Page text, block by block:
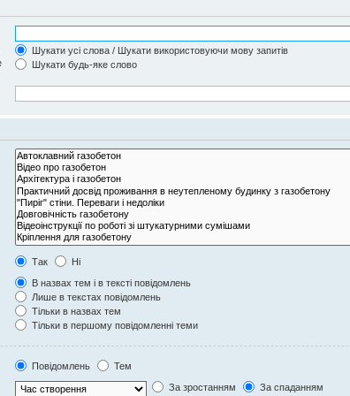
Шукати усі слова / Шукати використовуючи мову запитів
Шукати будь-яке слово
Так
Ні
В назвах тем і в тексті повідомлень
Лише в текстах повідомлень
Тільки в назвах тем
Тільки в першому повідомленні теми
Повідомлень
Тем
За зростанням За спаданням